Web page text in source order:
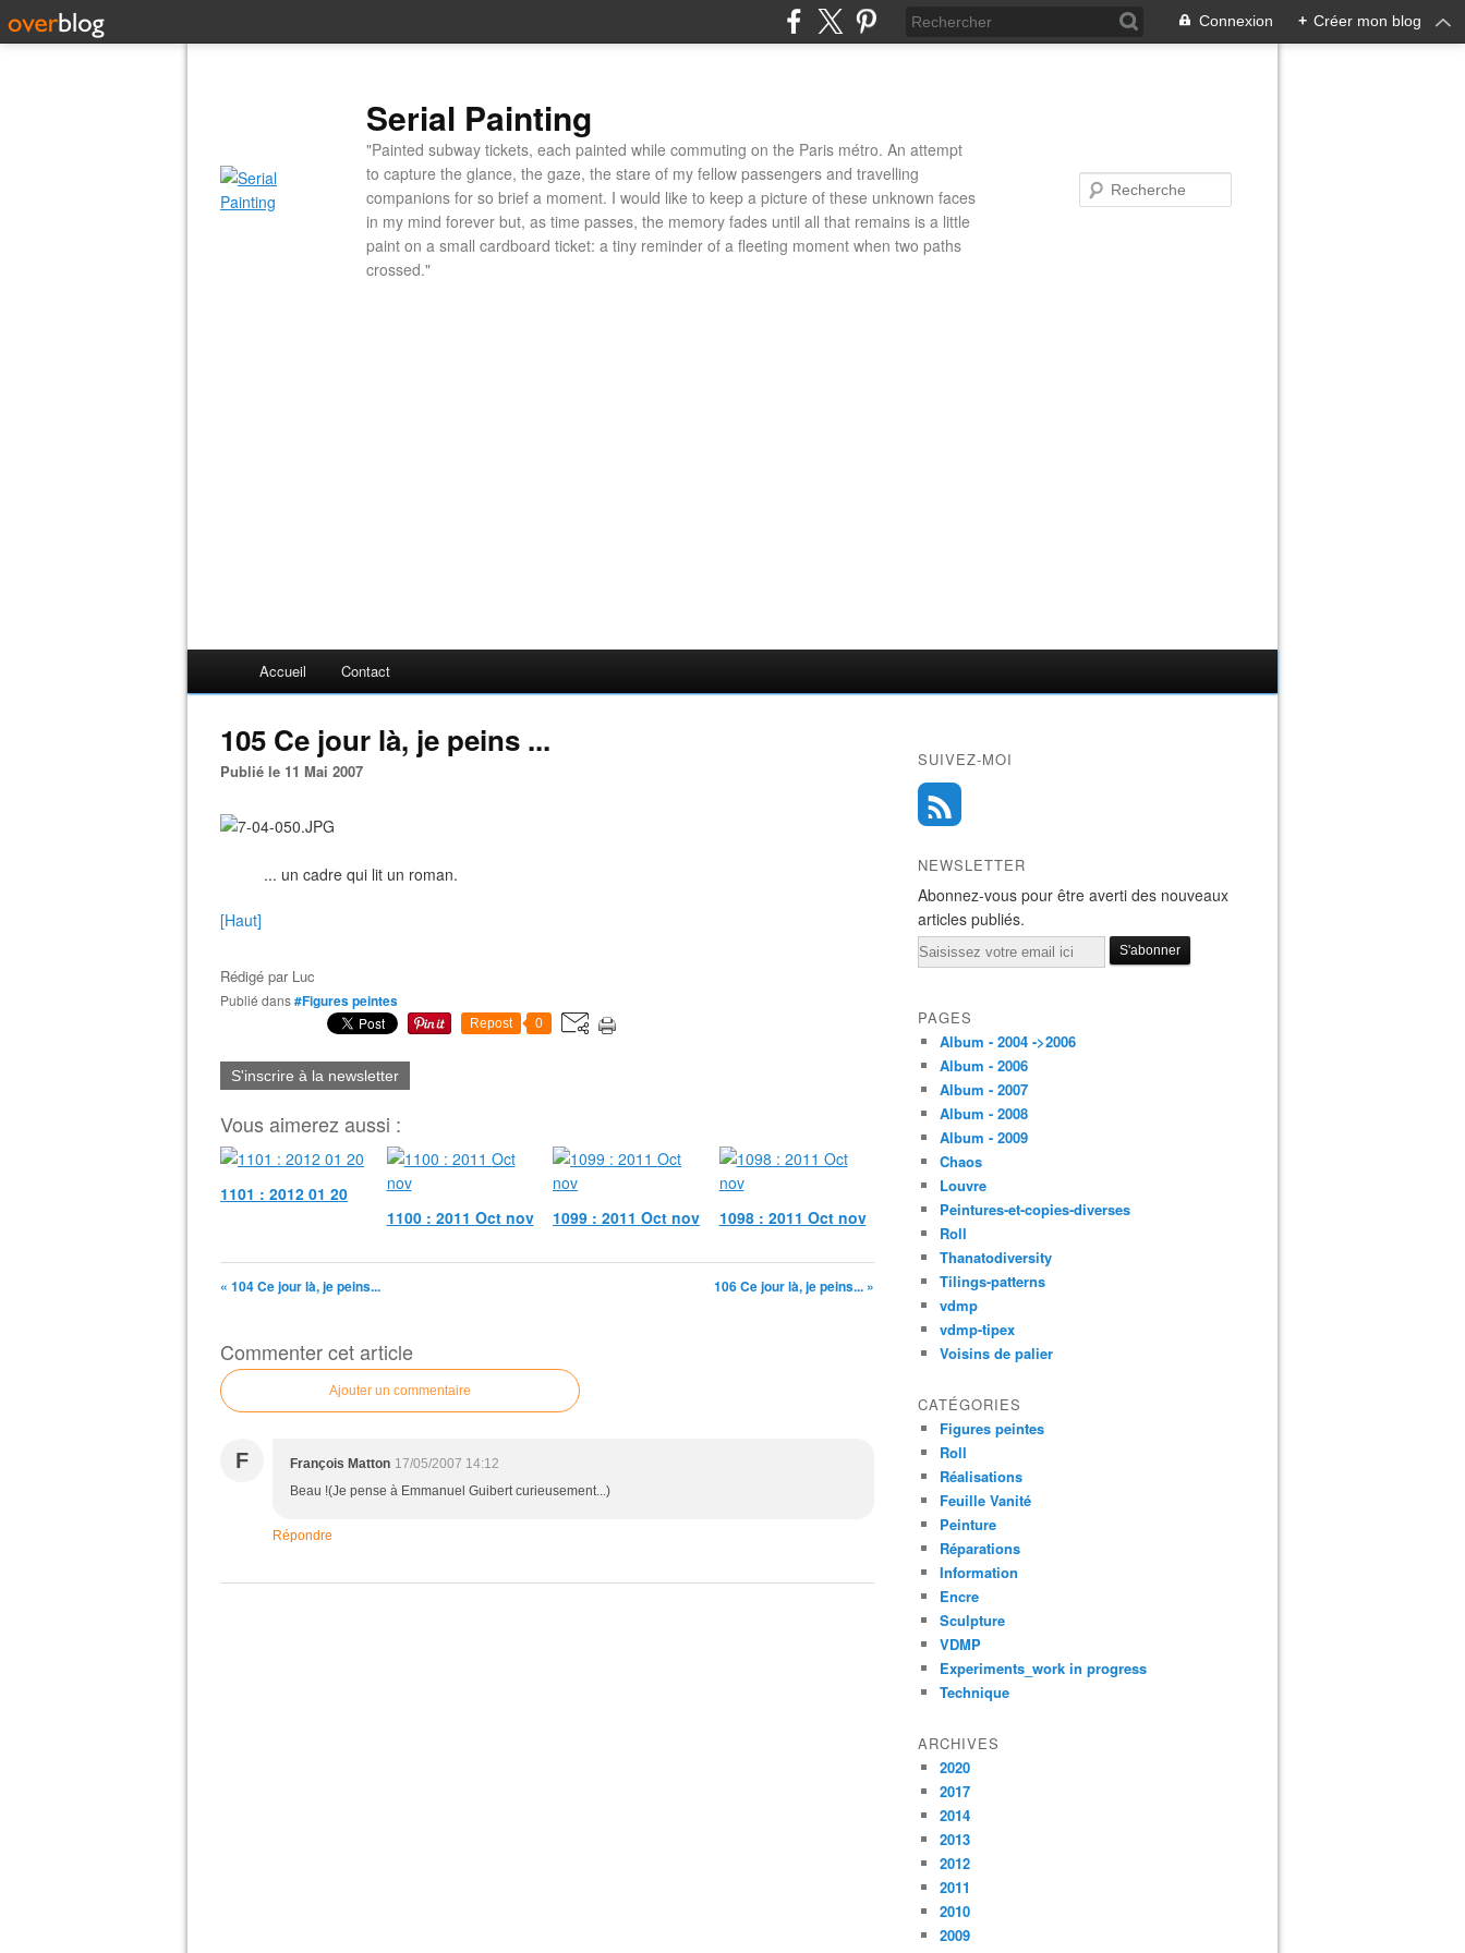
Connexion + Créer mon blog
Serial Painting
"Painted subway tickets, each painted while commuting on the Paris métro. An attempt
to capture the glance, the gaze, the stare of my fellow passengers and travelling
companions for so brief a moment. I would like to keep a picture of these unknown faces
in my mind forever but, as time passes, the memory fades until all that remains is a little
paint on a small cardboard ticket: a tiny reminder of a fleeting moment when two paths
crossed."
Accueil Contact
105 Ce jour là, je peins ...
Publié le 11 Mai 2007
... un cadre qui lit un roman.
[Haut]
Rédigé par Luc
Publié dans#Figures peintes
Repost 0
S'inscrire à la newsletter
Vous aimerez aussi :
1101 : 2012 01 20
1100 : 2011 Oct nov
1099 : 2011 Oct nov 1098 : 2011 Oct nov
« 104 Ce jour là, je peins... 106 Ce jour là, je peins... »
Commenter cet article
Ajouter un commentaire
F François Matton 17/05/2007 14:12
Beau !(Je pense à Emmanuel Guibert curieusement...)
Répondre
SUIVEZ-MOI
NEWSLETTER
Abonnez-vous pour être averti des nouveaux
articles publiés.
Email
PAGES
Album - 2004 ->2006
Album - 2006
Album - 2007
Album - 2008
Album - 2009
Chaos
Louvre
Peintures-et-copies-diverses
Roll
Thanatodiversity
Tilings-patterns
vdmp
vdmp-tipex
Voisins de palier
CATÉGORIES
Figures peintes
Roll
Réalisations
Feuille Vanité
Peinture
Réparations
Information
Encre
Sculpture
VDMP
Experiments_work in progress
Technique
ARCHIVES
2020
2017
2014
2013
2012
2011
2010
2009